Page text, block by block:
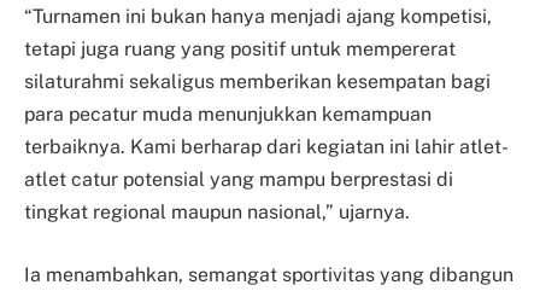
“Turnamen ini bukan hanya menjadi ajang kompetisi,
tetapi juga ruang yang positif untuk mempererat
silaturahmi sekaligus memberikan kesempatan bagi
para pecatur muda menunjukkan kemampuan
terbaiknya. Kami berharap dari kegiatan ini lahir atlet-
atlet catur potensial yang mampu berprestasi di
tingkat regional maupun nasional,” ujarnya.
Ia menambahkan, semangat sportivitas yang dibangun